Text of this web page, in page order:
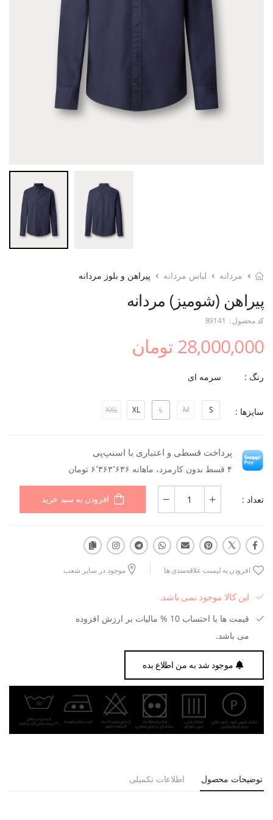
مردانه لباس مردانه پیراهن و بلوز مردانه
پیراهن (شومیز) مردانه
کد محصول : 89141
28,000,000 تومان
رنگ : سرمه ای
سایزها : S
M
L
XL
XXL
پرداخت قسطی و اعتباری با اسنپ‌پی
۴ قسط بدون کارمزد، ماهانه ۶٬۳۶۳٬۶۳۶ تومان
تعداد : افزودن به سبد خرید
افزودن به لیست علاقه‌مندی ها موجود در سایر شعب
این کالا موجود نمی باشد.
قیمت ها با احتساب 10 % مالیات بر ارزش افزوده
می باشد.
موجود شد به من اطلاع بده
توضیحات محصول اطلاعات تکمیلی